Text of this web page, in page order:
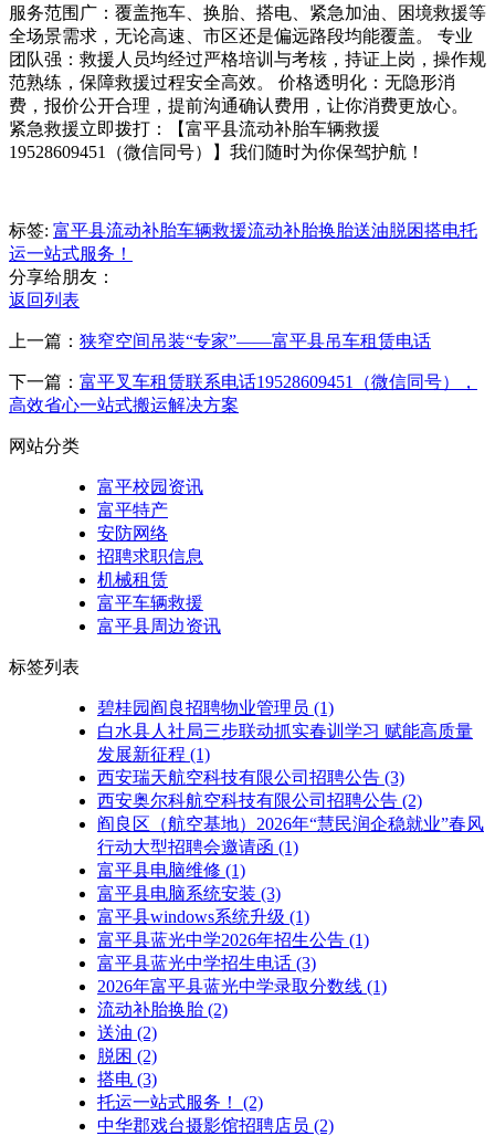
服务范围广：覆盖拖车、换胎、搭电、紧急加油、困境救援等
全场景需求，无论高速、市区还是偏远路段均能覆盖。 专业
团队强：救援人员均经过严格培训与考核，持证上岗，操作规
范熟练，保障救援过程安全高效。 价格透明化：无隐形消
费，报价公开合理，提前沟通确认费用，让你消费更放心。
紧急救援立即拨打：【富平县流动补胎车辆救援
19528609451（微信同号）】我们随时为你保驾护航！
标签: 富平县流动补胎车辆救援流动补胎换胎送油脱困搭电托
运一站式服务！
分享给朋友：
返回列表
上一篇： 狭窄空间吊装“专家”——富平县吊车租赁电话
下一篇： 富平叉车租赁联系电话19528609451（微信同号），
高效省心一站式搬运解决方案
网站分类
富平校园资讯
富平特产
安防网络
招聘求职信息
机械租赁
富平车辆救援
富平县周边资讯
标签列表
碧桂园阎良招聘物业管理员 (1)
白水县人社局三步联动抓实春训学习 赋能高质量
发展新征程 (1)
西安瑞天航空科技有限公司招聘公告 (3)
西安奥尔科航空科技有限公司招聘公告 (2)
阎良区（航空基地）2026年“慧民润企稳就业”春风
行动大型招聘会邀请函 (1)
富平县电脑维修 (1)
富平县电脑系统安装 (3)
富平县windows系统升级 (1)
富平县蓝光中学2026年招生公告 (1)
富平县蓝光中学招生电话 (3)
2026年富平县蓝光中学录取分数线 (1)
流动补胎换胎 (2)
送油 (2)
脱困 (2)
搭电 (3)
托运一站式服务！
(2)
中华郡戏台摄影馆招聘店员 (2)